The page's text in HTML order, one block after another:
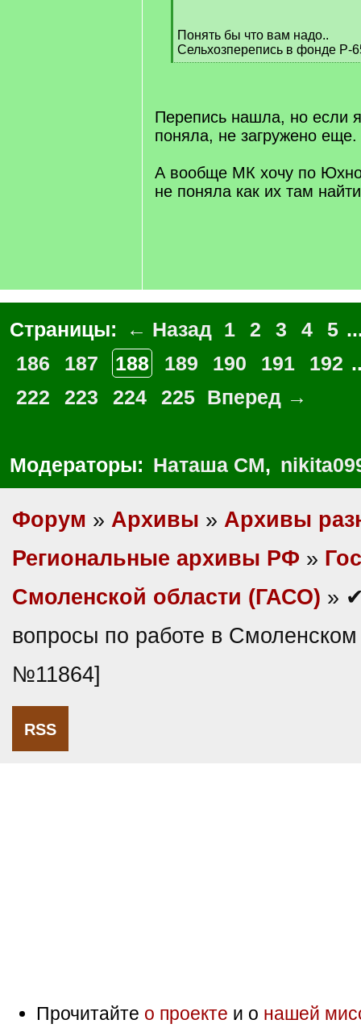
]
Понять бы что вам надо..
Сельхозперепись в фонде Р-
[
Перепись нашла, но если
поняла, не загружено еще.
А вообще МК хочу по
не поняла как их там найти
Страницы: ← Назад 1 2 3 4 5
186
187 188 189 190 191 192
222
223 224 225 Вперед →
Модераторы: Наташа СМ,
Форум » Архивы » Архивы
Региональные архивы РФ »
Смоленской области (ГАСО) »
вопросы по работе в
№11864]
RSS
Прочитайте о проекте и о нашей